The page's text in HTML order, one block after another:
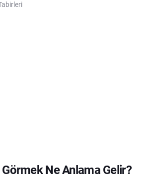
Görmek Ne Anlama Gelir?